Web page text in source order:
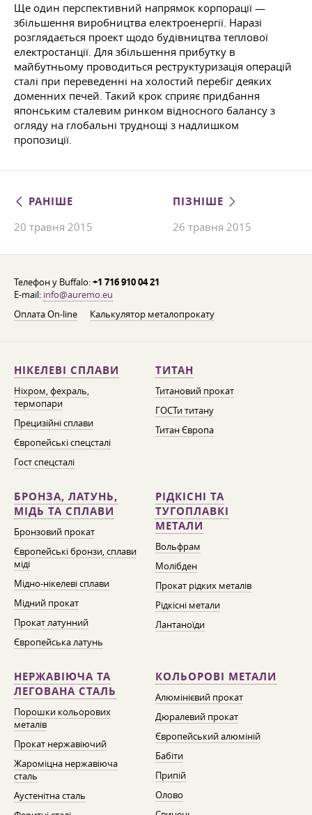
Ще один перспективний напрямок корпорації —
збільшення виробництва електроенергії. Наразі
розглядається проект щодо будівництва теплової
електростанції. Для збільшення прибутку в
майбутньому проводиться реструктуризація операцій
сталі при переведенні на холостий перебіг деяких
доменних печей. Такий крок сприяє придбання
японським сталевим ринком відносного балансу з
огляду на глобальні труднощі з надлишком
пропозиції.
РАНІШЕ
20 травня 2015
ПІЗНІШЕ
26 травня 2015
Телефон у Buffalo:+1 716 910 04 21
E-mail: info@auremo.eu
Оплата On-line
Калькулятор металопрокату
НІКЕЛЕВІ СПЛАВИ
Ніхром, фехраль,
термопари
Прецизійні сплави
Європейські спецсталі
Гост спецсталі
ТИТАН
Титановий прокат
ГОСТи титану
Титан Європа
БРОНЗА, ЛАТУНЬ,
МІДЬ ТА СПЛАВИ
Бронзовий прокат
Європейські бронзи, сплави
міді
Мідно-нікелеві сплави
Мідний прокат
Прокат латунний
Європейська латунь
РІДКІСНІ ТА
ТУГОПЛАВКІ
МЕТАЛИ
Вольфрам
Молібден
Прокат рідких металів
Рідкісні метали
Лантаноїди
НЕРЖАВІЮЧА ТА
ЛЕГОВАНА СТАЛЬ
Порошки кольорових
металів
Прокат нержавіючий
Жароміцна нержавіюча
сталь
Аустенітна сталь
КОЛЬОРОВІ МЕТАЛИ
Алюмінієвий прокат
Дюралевий прокат
Європейський алюміній
Бабіти
Припій
Олово